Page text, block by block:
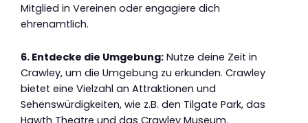
Mitglied in Vereinen oder engagiere dich
ehrenamtlich.
6. Entdecke die Umgebung: Nutze deine Zeit in
Crawley, um die Umgebung zu erkunden. Crawley
bietet eine Vielzahl an Attraktionen und
Sehenswürdigkeiten, wie z.B. den Tilgate Park, das